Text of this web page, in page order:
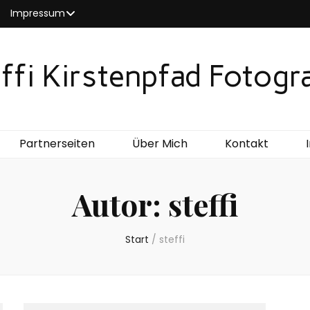
Impressum
Kirstenpfad
Partnerseiten Über Mich Kontakt
Autor: steffi
Start / steffi